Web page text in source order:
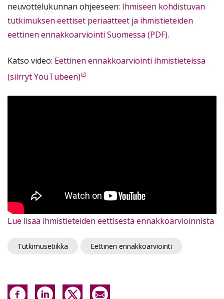
neuvottelukunnan ohjeeseen: Ihmiseen kohdistuvan
tutkimuksen eettiset periaatteet ja ihmistieteiden
eettinen ennakkoarviointi Suomessa (PDF).
Katso video: Eettinen ennakkoarviointi ihmistieteissä
(siirryt YouTubeen)
Lue lisää ihmistieteiden eettisestä ennakkoarvioinnista
Tutkimusetiikka Eettinen ennakkoarviointi